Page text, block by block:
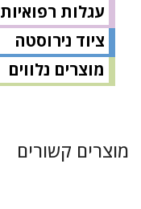
עגלות רפואיות
ציוד נירוסטה
מוצרים נלווים
מוצרים קשורים